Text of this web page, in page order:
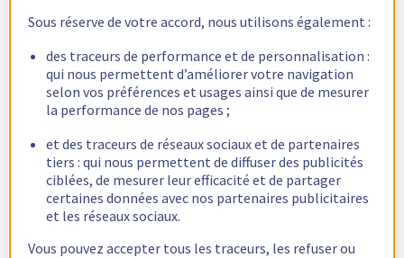
Sous réserve de votre accord, nous utilisons également :
des traceurs de performance et de personnalisation :
qui nous permettent d’améliorer votre navigation
selon vos préférences et usages ainsi que de mesurer
la performance de nos pages ;
et des traceurs de réseaux sociaux et de partenaires
tiers : qui nous permettent de diffuser des publicités
ciblées, de mesurer leur efficacité et de partager
certaines données avec nos partenaires publicitaires
et les réseaux sociaux.
Vous pouvez accepter tous les traceurs, les refuser ou